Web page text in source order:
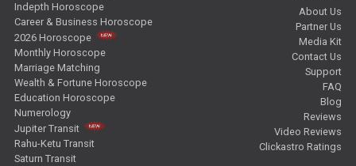
Indepth Horoscope
Career & Business Horoscope
2026 Horoscope
Monthly Horoscope
Marriage Matching
Wealth & Fortune Horoscope
Education Horoscope
Numerology
Jupiter Transit
Rahu-Ketu Transit
Saturn Transit
About Us
Partner Us
Media Kit
Contact Us
Support
FAQ
Blog
Reviews
Video Reviews
Clickastro Ratings